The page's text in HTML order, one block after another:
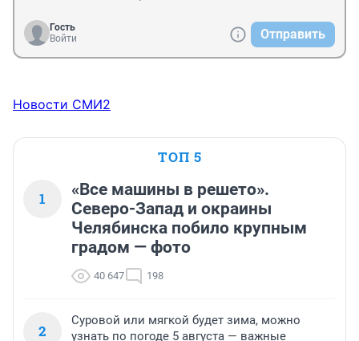
Гость
Войти
Отправить
Новости СМИ2
ТОП 5
1
«Все машины в решето».
Северо-Запад и окраины
Челябинска побило крупным
градом — фото
40 647 198
2
Суровой или мягкой будет зима, можно
узнать по погоде 5 августа — важные